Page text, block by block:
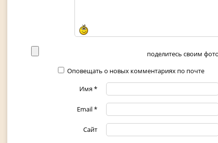
поделитесь своим
Оповещать о новых комментариях по почте
Имя*
Email*
Сайт